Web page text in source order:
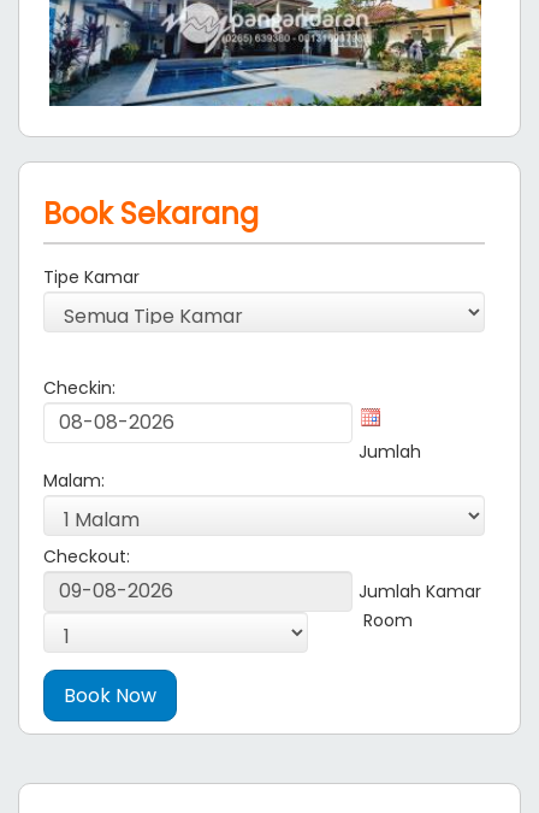
Book Sekarang
Tipe Kamar
Checkin:
Jumlah
Malam:
Checkout:
Jumlah Kamar
Room